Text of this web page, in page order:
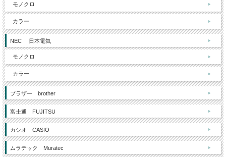
モノクロ
カラー
NEC 日本電気
モノクロ
カラー
ブラザー brother
富士通 FUJITSU
カシオ CASIO
ムラテック Muratec